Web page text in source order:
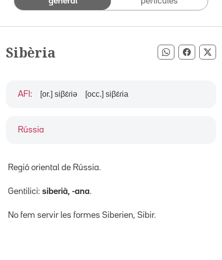
Sibèria Compartir
Rússia
AFI : [or.] siβɛ́ɾiə [occ.] siβɛ́ɾia
Regió oriental de Rússia.
Gentilici: siberià, -ana.
No fem servir les formes Siberien, Sibir.